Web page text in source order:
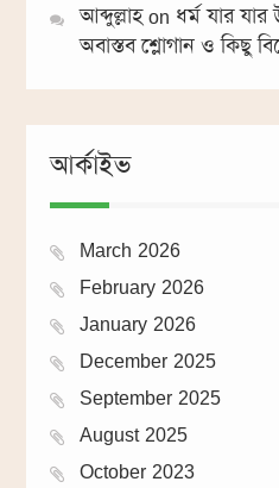
আব্দুল্লাহon ধর্ম যার
অবাস্তব শ্লোগান ও কিছু
আর্কাইভ
March 2026
February 2026
January 2026
December 2025
September 2025
August 2025
October 2023